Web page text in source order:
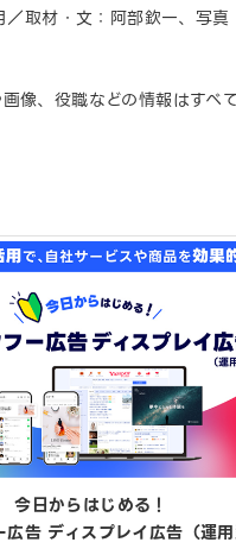
／取材・文：阿部欽一、写真
像、役職などの情報はすべ
今日からはじめる！
告 ディスプレイ広告（運用